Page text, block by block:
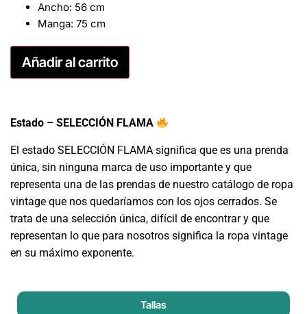
Ancho: 56 cm
Manga: 75 cm
Añadir al carrito
Estado – SELECCIÓN FLAMA
El estado SELECCIÓN FLAMA significa que es una prenda
única, sin ninguna marca de uso importante y que
representa una de las prendas de nuestro catálogo de ropa
vintage que nos quedaríamos con los ojos cerrados. Se
trata de una selección única, difícil de encontrar y que
representan lo que para nosotros significa la ropa vintage
en su máximo exponente.
Tallas